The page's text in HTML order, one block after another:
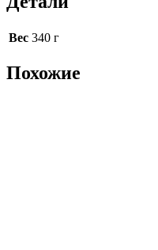
Вес 340 г
Похожие